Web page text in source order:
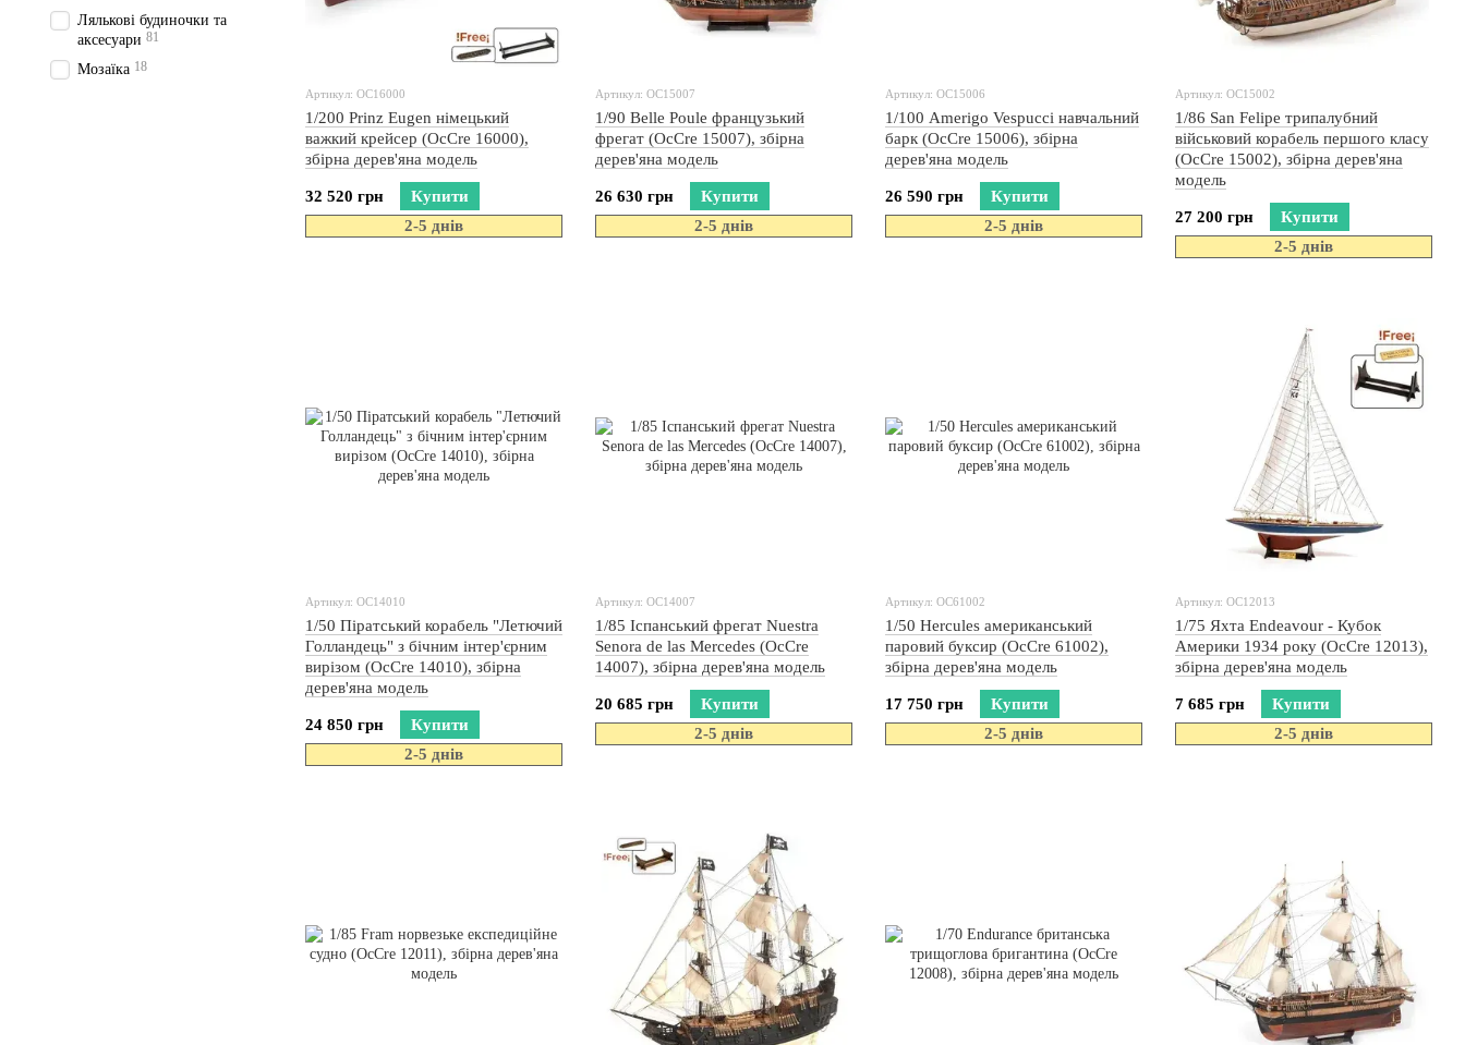
Артикул: OC16000
1/200 Prinz Eugen німецький
важкий крейсер (OcCre 16000),
збірна дерев'яна модель
32 520 грн
Купити
2-5 днів
Артикул: OC15007
1/90 Belle Poule французький
фрегат (OcCre 15007), збірна
дерев'яна модель
26 630 грн
Купити
2-5 днів
Артикул: OC15006
1/100 Amerigo Vespucci навчальний
барк (OcCre 15006), збірна
дерев'яна модель
26 590 грн
Купити
2-5 днів
Артикул: OC15002
1/86 San Felipe трипалубний
військовий корабель першого класу
(OcCre 15002), збірна дерев'яна
модель
27 200 грн
Купити
2-5 днів
Артикул: OC14010
1/50 Піратський корабель "Летючий
Голландець" з бічним інтер'єрним
вирізом (OcCre 14010), збірна
дерев'яна модель
24 850 грн
Купити
2-5 днів
Артикул: OC14007
1/85 Іспанський фрегат Nuestra
Senora de las Mercedes (OcCre
14007), збірна дерев'яна модель
20 685 грн
Купити
2-5 днів
Артикул: OC61002
1/50 Hercules американський
паровий буксир (OcCre 61002),
збірна дерев'яна модель
17 750 грн
Купити
2-5 днів
Артикул: OC12013
1/75 Яхта Endeavour - Кубок
Америки 1934 року (OcCre 12013),
збірна дерев'яна модель
7 685 грн
Купити
2-5 днів
Лялькові будиночки та
аксесуари 81
Мозаїка 18